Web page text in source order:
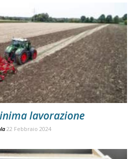
lavorazione
22 Febbraio 2024